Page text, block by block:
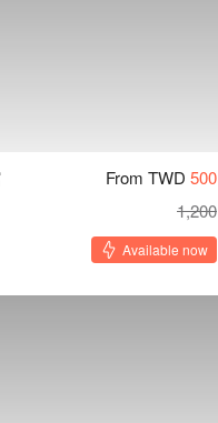
From TWD 500
1,200
Available now